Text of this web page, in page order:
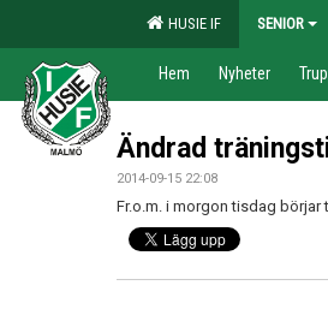
HUSIE IF SENIOR
Hem Nyheter
Ändrad
2014-09-15 22:08
Fr.o.m. i morgon tisdag börjar